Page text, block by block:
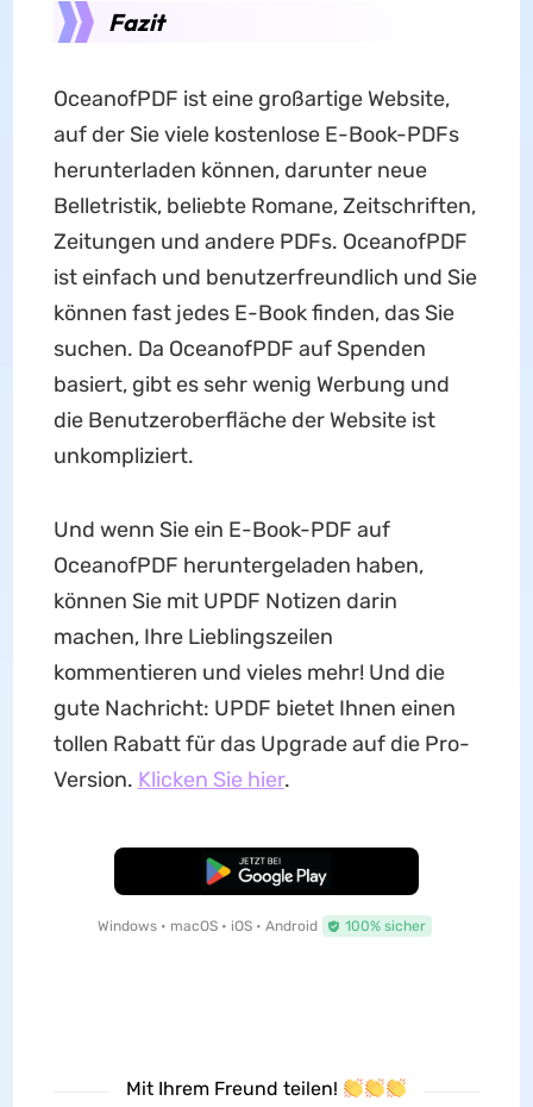
Fazit
OceanofPDF ist eine großartige Website,
auf der Sie viele kostenlose E-Book-PDFs
herunterladen können, darunter neue
Belletristik, beliebte Romane, Zeitschriften,
Zeitungen und andere PDFs. OceanofPDF
ist einfach und benutzerfreundlich und Sie
können fast jedes E-Book finden, das Sie
suchen. Da OceanofPDF auf Spenden
basiert, gibt es sehr wenig Werbung und
die Benutzeroberfläche der Website ist
unkompliziert.
Und wenn Sie ein E-Book-PDF auf
OceanofPDF heruntergeladen haben,
können Sie mit UPDF Notizen darin
machen, Ihre Lieblingszeilen
kommentieren und vieles mehr! Und die
gute Nachricht: UPDF bietet Ihnen einen
tollen Rabatt für das Upgrade auf die Pro-
Version. Klicken Sie hier.
Kostenloser Download
Windows • macOS • iOS • Android 100% sicher
Mit Ihrem Freund teilen!